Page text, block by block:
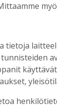
se
tietoja